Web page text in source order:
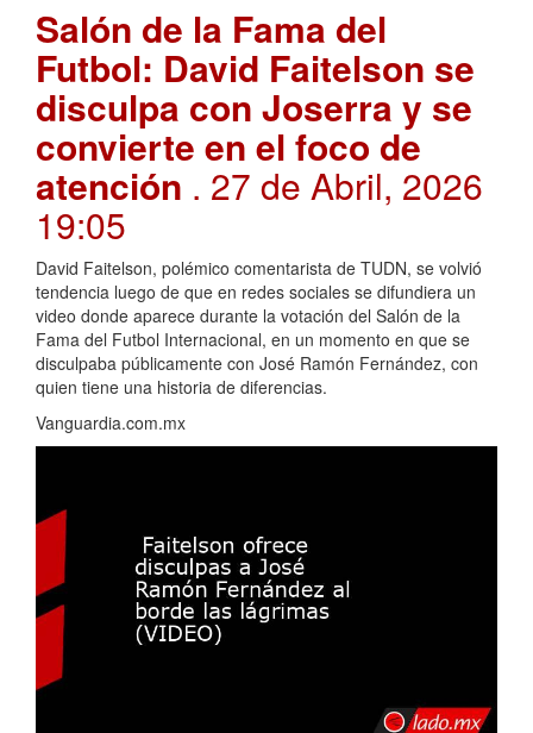
Salón de la Fama del
Futbol: David Faitelson se
disculpa con Joserra y se
convierte en el foco de
atención . 27 de Abril, 2026
19:05
David Faitelson, polémico comentarista de TUDN, se volvió
tendencia luego de que en redes sociales se difundiera un
video donde aparece durante la votación del Salón de la
Fama del Futbol Internacional, en un momento en que se
disculpaba públicamente con José Ramón Fernández, con
quien tiene una historia de diferencias.
Vanguardia.com.mx